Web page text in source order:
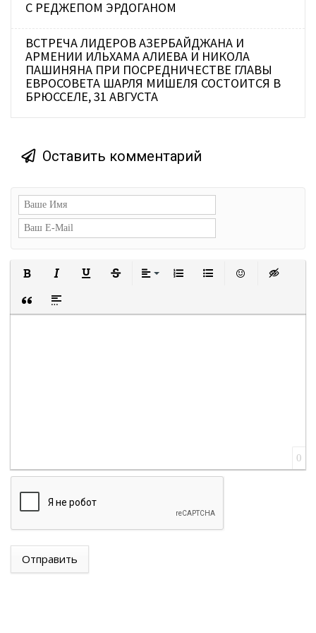
С РЕДЖЕПОМ ЭРДОГАНОМ
ВСТРЕЧА ЛИДЕРОВ АЗЕРБАЙДЖАНА И
АРМЕНИИ ИЛЬХАМА АЛИЕВА И НИКОЛА
ПАШИНЯНА ПРИ ПОСРЕДНИЧЕСТВЕ ГЛАВЫ
ЕВРОСОВЕТА ШАРЛЯ МИШЕЛЯ СОСТОИТСЯ В
БРЮССЕЛЕ, 31 АВГУСТА
Оставить комментарий
Вставка цитаты
Вставка спойлера
0
Отправить
ТУРЦИЯ, САУДОВСКАЯ АРАВИЯ И ПАКИСТАН